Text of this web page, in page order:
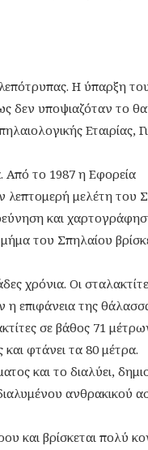
Η ύπαρξη
δεν υποψιαζόταν το
Εταιρίας,
Από το 1987 η Εφορεία
μελέτη του
και
του Σπηλαίου
χρόνια. Οι
επιφάνεια της
σε βάθος 71
και φτάνει τα 80 μέτρα.
και το διαλύει,
ανθρακικού
και βρίσκεται πολύ